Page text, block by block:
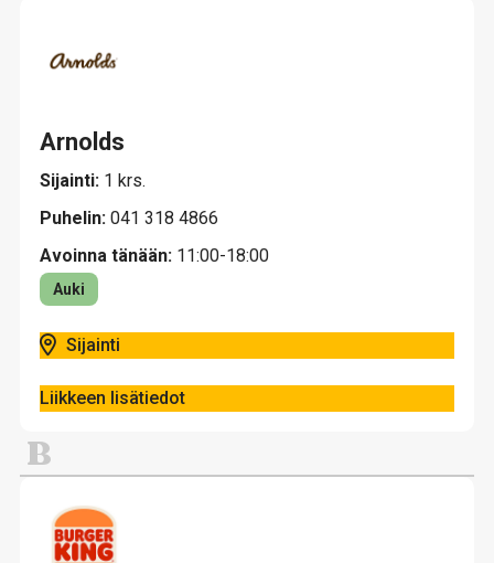
Arnolds
Sijainti: 1 krs.
Puhelin: 041 318 4866
Avoinna tänään: 11:00-18:00
Auki
Sijainti
Liikkeen lisätiedot
B